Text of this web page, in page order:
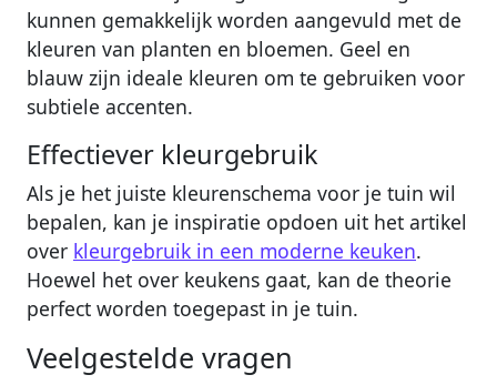
kunnen gemakkelijk worden aangevuld met de
kleuren van planten en bloemen. Geel en
blauw zijn ideale kleuren om te gebruiken voor
subtiele accenten.
Effectiever kleurgebruik
Als je het juiste kleurenschema voor je tuin wil
bepalen, kan je inspiratie opdoen uit het artikel
over kleurgebruik in een moderne keuken.
Hoewel het over keukens gaat, kan de theorie
perfect worden toegepast in je tuin.
Veelgestelde vragen